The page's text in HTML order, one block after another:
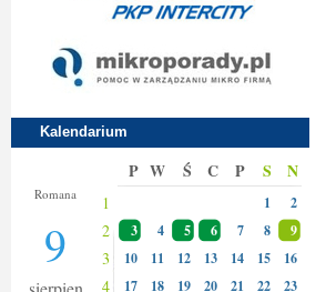
Kalendarium
Romana
9
P W Ś C P S N
1 1 2
2 3 4 5 6 7 8 9
3 10 11 12 13 14 15 16
4 17 18 19 20 21 22 23